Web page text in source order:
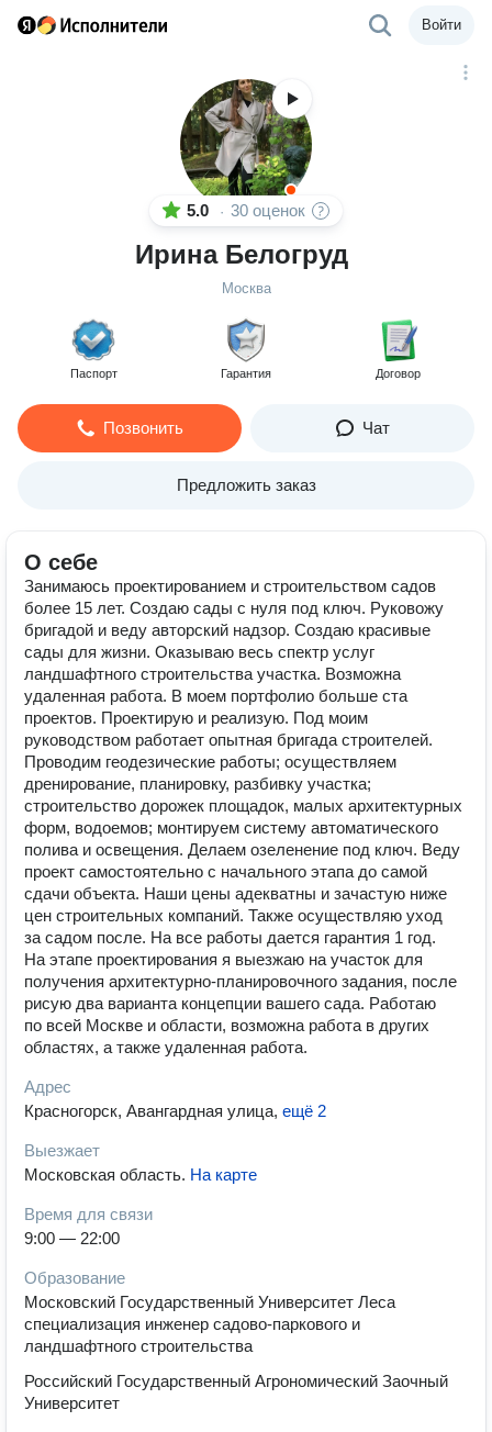
Войти
5.0 · 30 оценок
Ирина Белогруд
Москва
Паспорт Гарантия Договор
Позвонить Чат
Предложить заказ
О себе
Занимаюсь проектированием и строительством садов
более 15 лет. Создаю сады с нуля под ключ. Руковожу
бригадой и веду авторский надзор. Создаю красивые
сады для жизни. Оказываю весь спектр услуг
ландшафтного строительства участка. Возможна
удаленная работа. В моем портфолио больше ста
проектов. Проектирую и реализую. Под моим
руководством работает опытная бригада строителей.
Проводим геодезические работы; осуществляем
дренирование, планировку, разбивку участка;
строительство дорожек площадок, малых архитектурных
форм, водоемов; монтируем систему автоматического
полива и освещения. Делаем озеленение под ключ. Веду
проект самостоятельно с начального этапа до самой
сдачи объекта. Наши цены адекватны и зачастую ниже
цен строительных компаний. Также осуществляю уход
за садом после. На все работы дается гарантия 1 год.
На этапе проектирования я выезжаю на участок для
получения архитектурно-планировочного задания, после
рисую два варианта концепции вашего сада. Работаю
по всей Москве и области, возможна работа в других
областях, а также удаленная работа.
Адрес
Красногорск, Авангардная улица, ещё 2
Выезжает
Московская область. На карте
Время для связи
9:00 — 22:00
Образование
Московский Государственный Университет Леса
специализация инженер садово-паркового и
ландшафтного строительства
Российский Государственный Агрономический Заочный
Университет